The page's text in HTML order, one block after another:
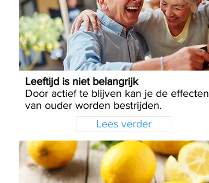
Leeftijd is niet belangrijk
Door actief te blijven kan je de effecten
van ouder worden bestrijden.
Lees verder